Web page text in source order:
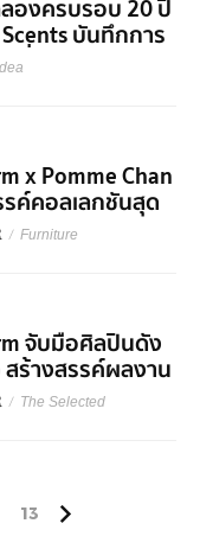
ลองครบรอบ 20 ปี
บันทึกการ
ลิ่นหอมตลอด 20
x Pomme Chan
ค์คอลเลกชันสุด
Love
/ Furniture
จับมือศิลปินดัง
ร้างสรรค์ผลงาน
ศษ The Power
/ The Selected
13